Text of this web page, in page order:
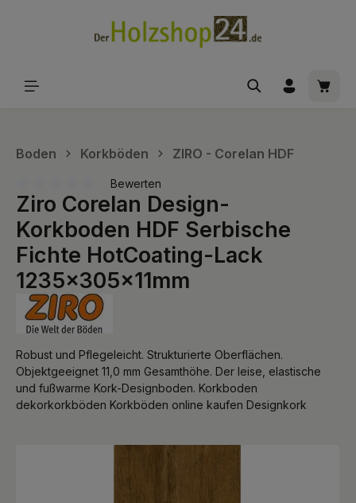
Boden Korkböden ZIRO - Corelan HDF
Durchschnittliche Bewertung von 0 von 5 Sternen
Bewerten
Ziro Corelan Design-
Korkboden HDF Serbische
Fichte HotCoating-Lack
1235x305x11mm
Robust und Pflegeleicht. Strukturierte Oberflächen.
Objektgeeignet 11,0 mm Gesamthöhe. Der leise, elastische
und fußwarme Kork-Designboden. Korkboden
dekorkorkböden Korkböden online kaufen Designkork